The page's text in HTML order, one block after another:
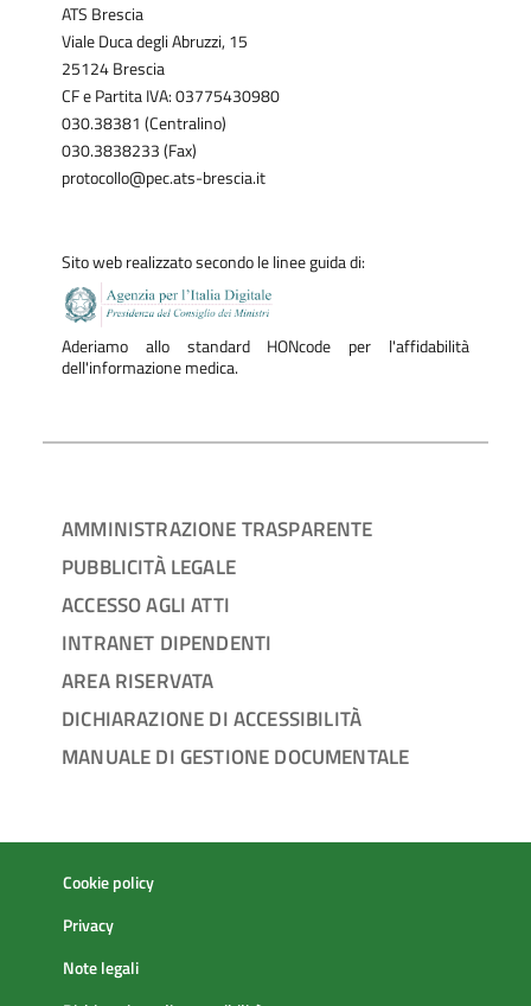
ATS Brescia
Viale Duca degli Abruzzi, 15
25124 Brescia
CF e Partita IVA: 03775430980
030.38381 (Centralino)
030.3838233 (Fax)
protocollo@pec.ats-brescia.it
Sito web realizzato secondo le linee guida di:
Aderiamo allo standard HONcode per l'affidabilità
dell'informazione medica.
AMMINISTRAZIONE TRASPARENTE
PUBBLICITÀ LEGALE
ACCESSO AGLI ATTI
INTRANET DIPENDENTI
AREA RISERVATA
DICHIARAZIONE DI ACCESSIBILITÀ
MANUALE DI GESTIONE DOCUMENTALE
Cookie policy
Privacy
Note legali